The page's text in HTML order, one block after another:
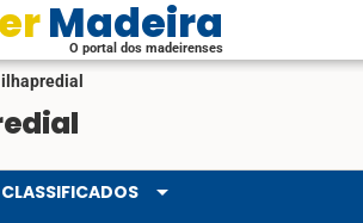
Madeira
O portal dos madeirenses
ilhapredial
CLASSIFICADOS arrow_drop_down